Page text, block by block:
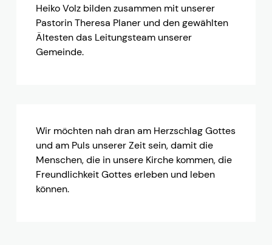
Heiko Volz bilden zusammen mit unserer
Pastorin Theresa Planer und den gewählten
Ältesten das Leitungsteam unserer
Gemeinde.
Wir möchten nah dran am Herzschlag Gottes
und am Puls unserer Zeit sein, damit die
Menschen, die in unsere Kirche kommen, die
Freundlichkeit Gottes erleben und leben
können.